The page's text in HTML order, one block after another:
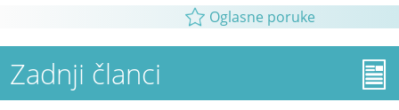
Oglasne poruke
Zadnji članci